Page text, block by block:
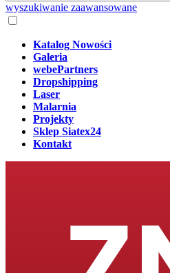
wyszukiwanie zaawansowane
Katalog Nowości
Galeria
webePartners
Dropshipping
Laser
Malarnia
Projekty
Sklep Siatex24
Kontakt